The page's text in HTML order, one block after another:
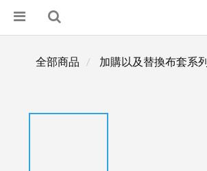
全部商品 加購以及替換布套系列